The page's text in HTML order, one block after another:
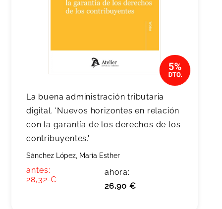
La buena administración tributaria
digital. 'Nuevos horizontes en relación
con la garantía de los derechos de los
contribuyentes.'
Sánchez López, María Esther
antes:
28,32 €
ahora:
26,90 €